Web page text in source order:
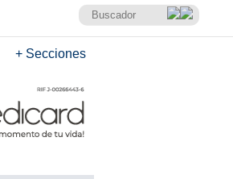
+ Secciones